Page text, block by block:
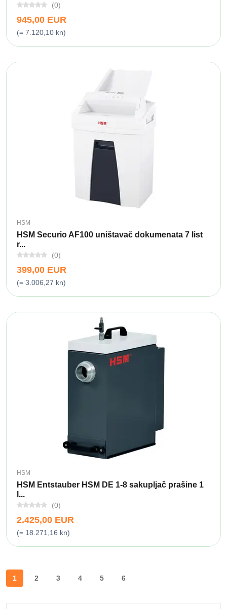
(0)
945,00 EUR
(= 7.120,10 kn)
HSM
HSM Securio AF100 uništavač dokumenata 7 list
r...
(0)
399,00 EUR
(= 3.006,27 kn)
HSM
HSM Entstauber HSM DE 1-8 sakupljač prašine 1
l...
(0)
2.425,00 EUR
(= 18.271,16 kn)
1 2 3 4 5 6